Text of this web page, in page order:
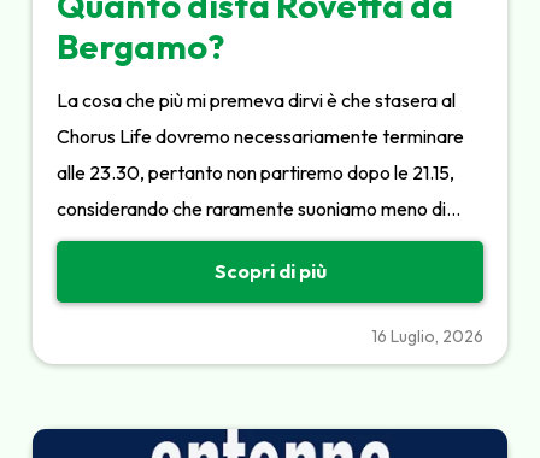
Bergamo?
La cosa che più mi premeva dirvi è che stasera al
Chorus Life dovremo necessariamente terminare
alle 23.30, pertanto non partiremo dopo le 21.15,
considerando che raramente suoniamo meno di…
Scopri di più
16 Luglio, 2026